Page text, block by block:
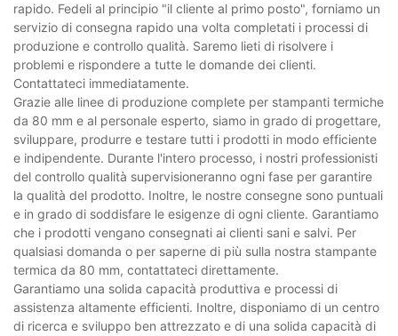
rapido. Fedeli al principio "il cliente al primo posto", forniamo un
servizio di consegna rapido una volta completati i processi di
produzione e controllo qualità. Saremo lieti di risolvere i
problemi e rispondere a tutte le domande dei clienti.
Contattateci immediatamente.
Grazie alle linee di produzione complete per stampanti termiche
da 80 mm e al personale esperto, siamo in grado di progettare,
sviluppare, produrre e testare tutti i prodotti in modo efficiente
e indipendente. Durante l'intero processo, i nostri professionisti
del controllo qualità supervisioneranno ogni fase per garantire
la qualità del prodotto. Inoltre, le nostre consegne sono puntuali
e in grado di soddisfare le esigenze di ogni cliente. Garantiamo
che i prodotti vengano consegnati ai clienti sani e salvi. Per
qualsiasi domanda o per saperne di più sulla nostra stampante
termica da 80 mm, contattateci direttamente.
Garantiamo una solida capacità produttiva e processi di
assistenza altamente efficienti. Inoltre, disponiamo di un centro
di ricerca e sviluppo ben attrezzato e di una solida capacità di